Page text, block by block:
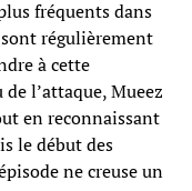
fréquents dans
sont régulièrement
à cette
l’attaque, Mueez
en reconnaissant
le début des
ne creuse un